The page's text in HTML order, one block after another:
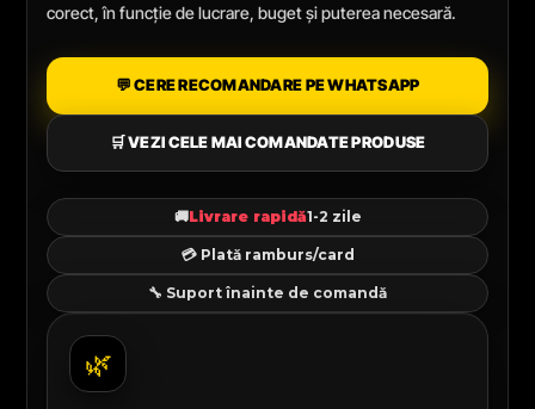
corect, în funcție de lucrare, buget și puterea necesară.
💬 CERE RECOMANDARE PE WHATSAPP
🛒 VEZI CELE MAI COMANDATE PRODUSE
🚚Livrare rapidă1-2 zile
💳 Plată ramburs/card
🔧 Suport înainte de comandă
🌿